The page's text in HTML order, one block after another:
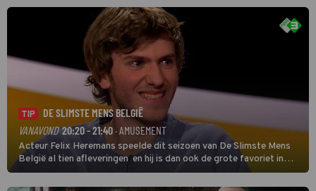
TIP
DE SLIMSTE MENS BELGIË
VANAVOND 20:20 - 21:40· AMUSEMENT
Acteur Felix Heremans speelde dit seizoen van De Slimste Mens
België al tien afleveringen en hij is dan ook de grote favoriet in
deze seizoensfinale. En er is Nederlandse inbreng, want komiek
Soundos El Ahmadi neemt plaats aan de jurytafel.